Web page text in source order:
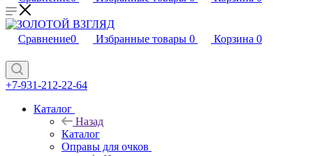
Сравнение0 Избранные товары 0 Корзина 0
+7-931-212-22-64
Каталог
Назад
Каталог
Оправы для очков